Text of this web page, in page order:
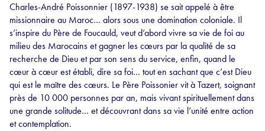
Charles-André Poissonnier (1897-1938) se sait appelé à être
missionnaire au Maroc… alors sous une domination coloniale. Il
s’inspire du Père de Foucauld, veut d’abord vivre sa vie de foi au
milieu des Marocains et gagner les cœurs par la qualité de sa
recherche de Dieu et par son sens du service, enfin, quand le
cœur à cœur est établi, dire sa foi… tout en sachant que c’est Dieu
qui est le maître des cœurs. Le Père Poissonier vit à Tazert, soignant
près de 10 000 personnes par an, mais vivant spirituellement dans
une grande solitude… et découvrant dans sa vie l’unité entre action
et contemplation.